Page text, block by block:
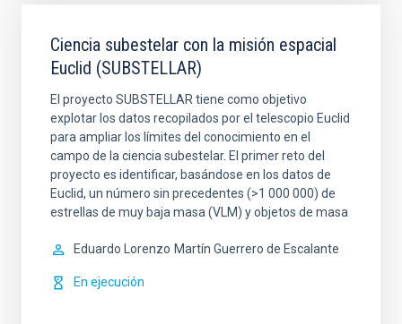
Ciencia subestelar con la misión espacial
Euclid (SUBSTELLAR)
El proyecto SUBSTELLAR tiene como objetivo
explotar los datos recopilados por el telescopio Euclid
para ampliar los límites del conocimiento en el
campo de la ciencia subestelar. El primer reto del
proyecto es identificar, basándose en los datos de
Euclid, un número sin precedentes (>1 000 000) de
estrellas de muy baja masa (VLM) y objetos de masa
Eduardo Lorenzo Martín Guerrero de Escalante
En ejecución